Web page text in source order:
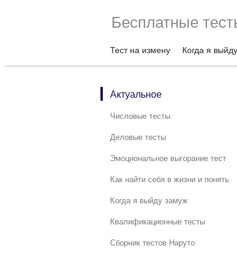
Бесплатные
Тест на измену Когда я
Актуальное
Числовые тесты
Деловые тесты
Эмоциональное выгорание тест
Как найти себя в жизни и понять
Когда я выйду замуж
Квалификационные тесты
Сборник тестов Наруто